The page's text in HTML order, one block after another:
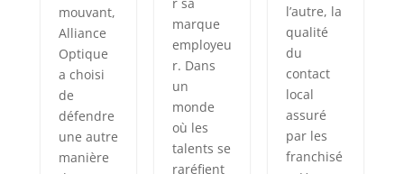
mouvant,
Alliance
Optique
a choisi
de
défendre
une autre
manière
marque
employeu
r. Dans
un
monde
où les
talents se
raréfient
l’autre, la
qualité
du
contact
local
assuré
par les
franchisé